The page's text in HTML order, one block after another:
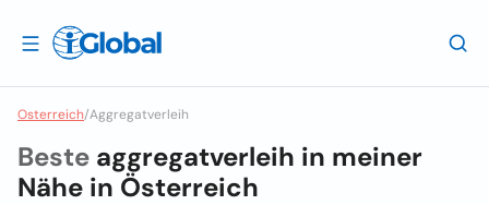
Osterreich/Aggregatverleih
Beste aggregatverleih in meiner
Nähe in Österreich